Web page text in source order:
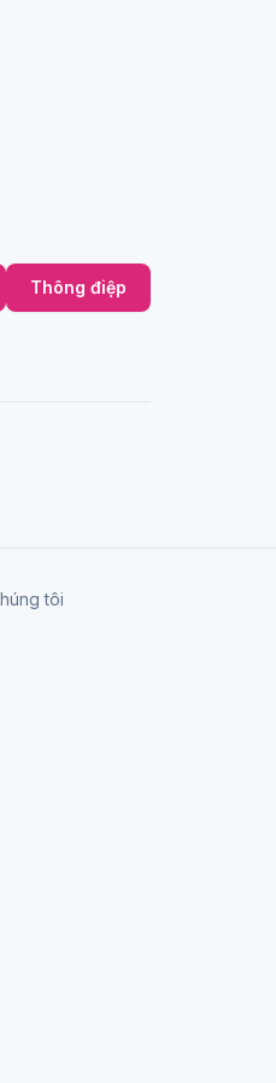
Thông điệp
tôi